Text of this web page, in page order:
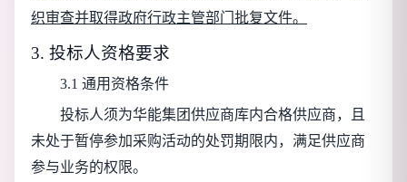
织审查并取得政府行政主管部门批复文件。
3. 投标人资格要求
3.1 通用资格条件
投标人须为华能集团供应商库内合格供应商，且
未处于暂停参加采购活动的处罚期限内，满足供应商
参与业务的权限。